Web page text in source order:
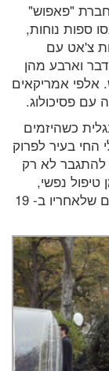
"פאפוש"
ספות נוחות,
צ'אט עם
וארבע מהן
אלפי אמריקאים
עם פסיכולוג.
האנגלית כשהיזמים
בעיר לפרוק
לא רק
נפשי,
ומציע הטיפול הראשון בחינם, ואת הטיפולים שלאחריו ב- 19